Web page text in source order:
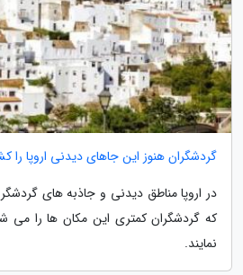
گردشگران هنوز این جاهای دیدنی اروپا را
در اروپا مناطق دیدنی و جاذبه های
که گردشگران کمتری این مکان ها را می
نمایند.